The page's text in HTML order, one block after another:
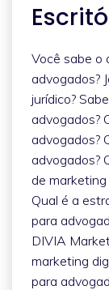
Você sabe o
advogados?
jurídico?
advogados?
advogados?
advogados?
de
Qual é a
para
DIVIA
marketing
para